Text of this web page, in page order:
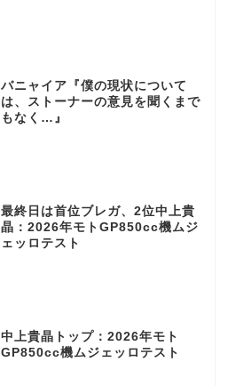
バニャイア『僕の現状について
は、ストーナーの意見を聞くまで
もなく…』
最終日は首位ブレガ、2位中上貴
晶：2026年モトGP850cc機ムジ
ェッロテスト
中上貴晶トップ：2026年モト
GP850cc機ムジェッロテスト